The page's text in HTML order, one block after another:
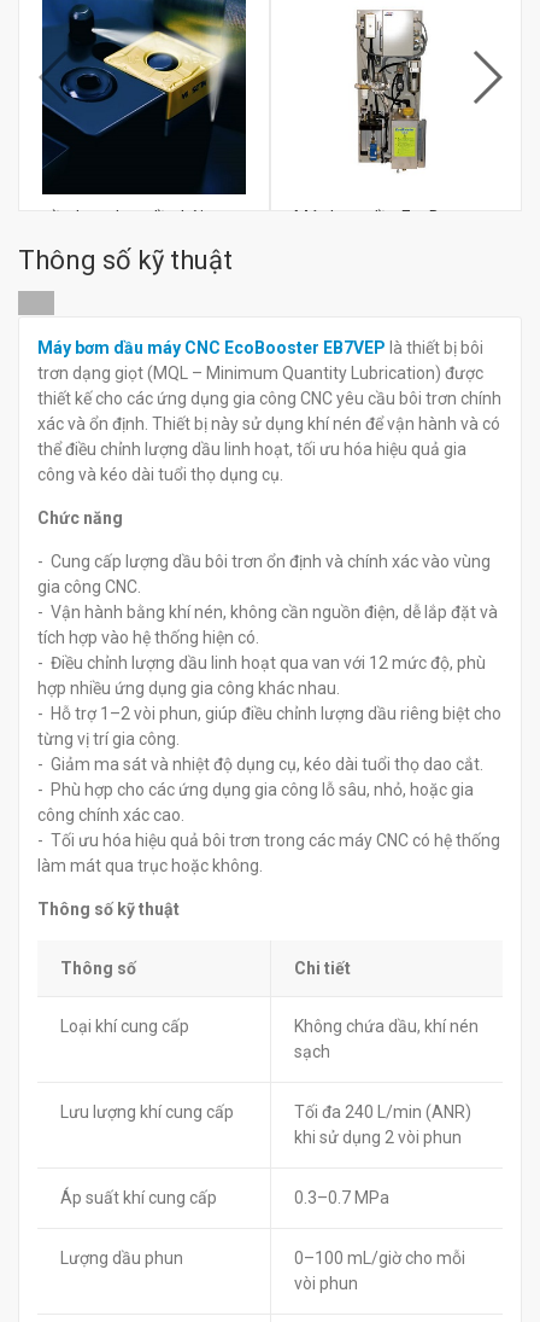
Đầu kẹp phun dầu bôi trơn
0đ
Máy bơm dầu EcoBooster
0
Thông số kỹ thuật
Máy bơm dầu máy CNC EcoBooster EB7VEP là thiết bị bôi
trơn dạng giọt (MQL – Minimum Quantity Lubrication) được
thiết kế cho các ứng dụng gia công CNC yêu cầu bôi trơn chính
xác và ổn định. Thiết bị này sử dụng khí nén để vận hành và có
thể điều chỉnh lượng dầu linh hoạt, tối ưu hóa hiệu quả gia
công và kéo dài tuổi thọ dụng cụ.
Chức năng
- Cung cấp lượng dầu bôi trơn ổn định và chính xác vào vùng
gia công CNC.
- Vận hành bằng khí nén, không cần nguồn điện, dễ lắp đặt và
tích hợp vào hệ thống hiện có.
- Điều chỉnh lượng dầu linh hoạt qua van với 12 mức độ, phù
hợp nhiều ứng dụng gia công khác nhau.
- Hỗ trợ 1–2 vòi phun, giúp điều chỉnh lượng dầu riêng biệt cho
từng vị trí gia công.
- Giảm ma sát và nhiệt độ dụng cụ, kéo dài tuổi thọ dao cắt.
- Phù hợp cho các ứng dụng gia công lỗ sâu, nhỏ, hoặc gia
công chính xác cao.
- Tối ưu hóa hiệu quả bôi trơn trong các máy CNC có hệ thống
làm mát qua trục hoặc không.
Thông số kỹ thuật
Thông số Chi tiết
Loại khí cung cấp
Không chứa dầu, khí nén
sạch
Lưu lượng khí cung cấp
Tối đa 240 L/min (ANR)
khi sử dụng 2 vòi phun
Áp suất khí cung cấp 0.3–0.7 MPa
Lượng dầu phun
0–100 mL/giờ cho mỗi
vòi phun